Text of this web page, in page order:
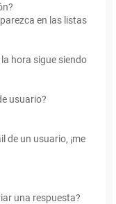
en las listas
hora sigue siendo
usuario?
de un usuario, ¡me
una respuesta?